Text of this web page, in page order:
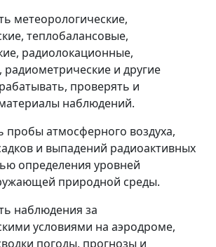
метеорологические,
теплобалансовые,
радиолокационные,
радиометрические и другие
проверять и
наблюдений.
пробы атмосферного воздуха,
и выпадений радиоактивных
определения уровней
природной среды.
наблюдения за
условиями на аэродроме,
погоды, прогнозы и